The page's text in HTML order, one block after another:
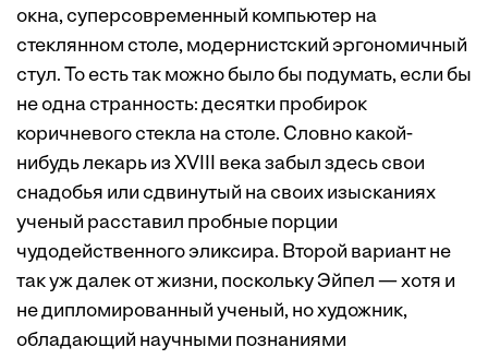
окна, суперсовременный компьютер на
стеклянном столе, модернистский эргономичный
стул. То есть так можно было бы подумать, если бы
не одна странность: десятки пробирок
коричневого ­стекла на столе. Словно какой-
нибудь лекарь из XVIII века забыл здесь свои
снадобья или сдвинутый на своих изысканиях
ученый расставил пробные порции
чудодейственного эликсира. Второй вариант не
так уж далек от жизни, поскольку Эйпел — хотя и
не дипломированный ученый, но художник,
обладающий научными познаниями